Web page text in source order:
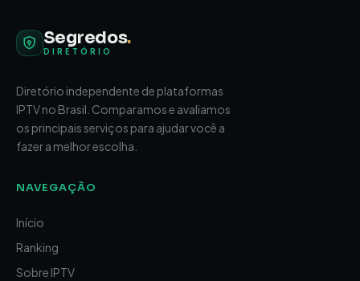
Segredos.
DIRETÓRIO
Diretório independente de plataformas
IPTV no Brasil. Comparamos e avaliamos
os principais serviços para ajudar você a
fazer a melhor escolha.
NAVEGAÇÃO
Início
Ranking
Sobre IPTV